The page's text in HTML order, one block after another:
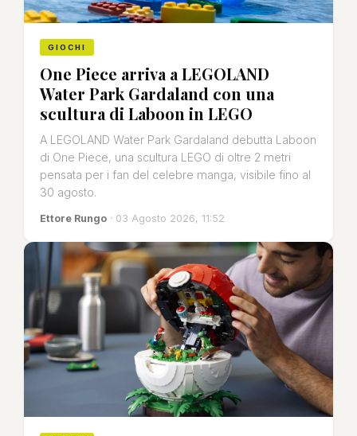
GIOCHI
One Piece arriva a LEGOLAND
Water Park Gardaland con una
scultura di Laboon in LEGO
A LEGOLAND Water Park Gardaland debutta Laboon
di One Piece, una scultura LEGO di oltre 2 metri
pensata per i fan del celebre manga, visibile fino al
30 agosto.
Ettore Rungo · 03 Agosto 2026, 11:52